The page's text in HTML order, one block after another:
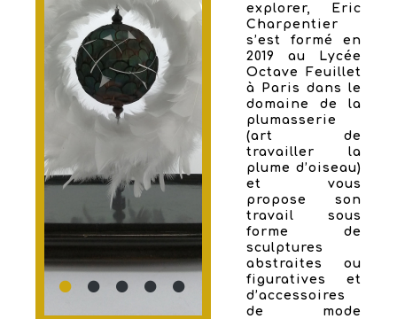
explorer, Eric
Charpentier
s’est formé en
2019 au Lycée
Octave Feuillet
à Paris dans le
domaine de la
plumasserie
(art de
travailler la
plume d’oiseau)
et vous
propose son
travail sous
forme de
sculptures
abstraites ou
figuratives et
d’accessoires
de mode